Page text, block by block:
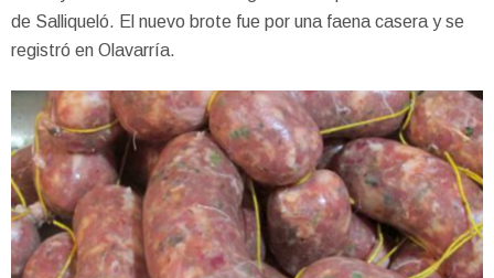
de Salliqueló. El nuevo brote fue por una faena casera y se
registró en Olavarría.